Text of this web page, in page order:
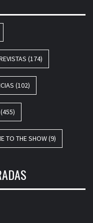
(174)
(102)
(455)
TO THE SHOW(9)